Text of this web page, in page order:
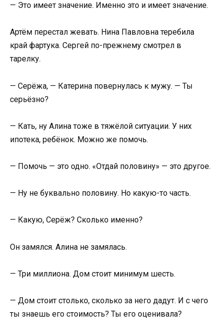
— Это имеет значение. Именно это и имеет значение.
Артём перестал жевать. Нина Павловна теребила
край фартука. Сергей по-прежнему смотрел в
тарелку.
— Серёжа, — Катерина повернулась к мужу. — Ты
серьёзно?
— Кать, ну Алина тоже в тяжёлой ситуации. У них
ипотека, ребёнок. Можно же помочь.
— Помочь — это одно. «Отдай половину» — это другое.
— Ну не буквально половину. Но какую-то часть.
— Какую, Серёж? Сколько именно?
Он замялся. Алина не замялась.
— Три миллиона. Дом стоит минимум шесть.
— Дом стоит столько, сколько за него дадут. И с чего
ты знаешь его стоимость? Ты его оценивала?